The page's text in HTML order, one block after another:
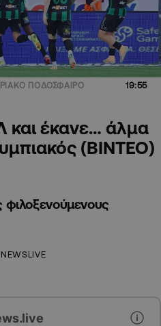
ΠΟΔΟΣΦΑΙΡΟ 19:55
και έκανε… άλμα
(ΒΙΝΤΕΟ)
φιλοξενούμενους